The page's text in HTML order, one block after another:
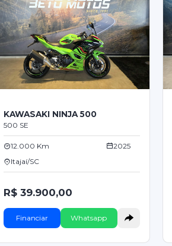
KAWASAKI NINJA 500
500 SE
12.000 Km
2025
Itajaí/SC
R$ 39.900,00
Financiar Whatsapp